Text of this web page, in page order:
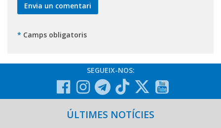
* Camps obligatoris
SEGUEIX-NOS:
ÚLTIMES NOTÍCIES